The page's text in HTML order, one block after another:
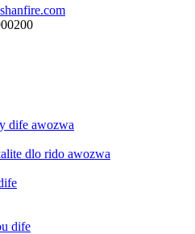
dife awozwa
dlo rido awozwa
dife